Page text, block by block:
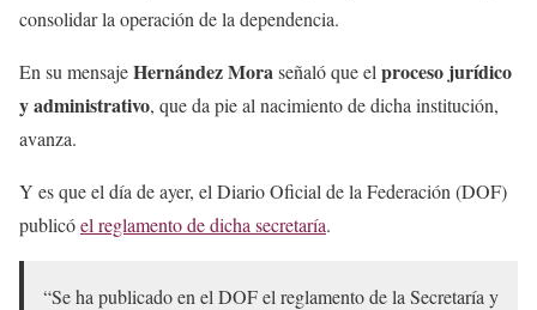
consolidar la operación de la dependencia.
En su mensajeHernández Moraseñaló que el proceso jurídico
y administrativo, que da pie al nacimiento de dicha institución,
avanza.
Y es que el día de ayer, el Diario Oficial de la Federación (DOF)
publicóel reglamento de dicha secretaría.
“Se ha publicado en el DOF el reglamento de la Secretaría y